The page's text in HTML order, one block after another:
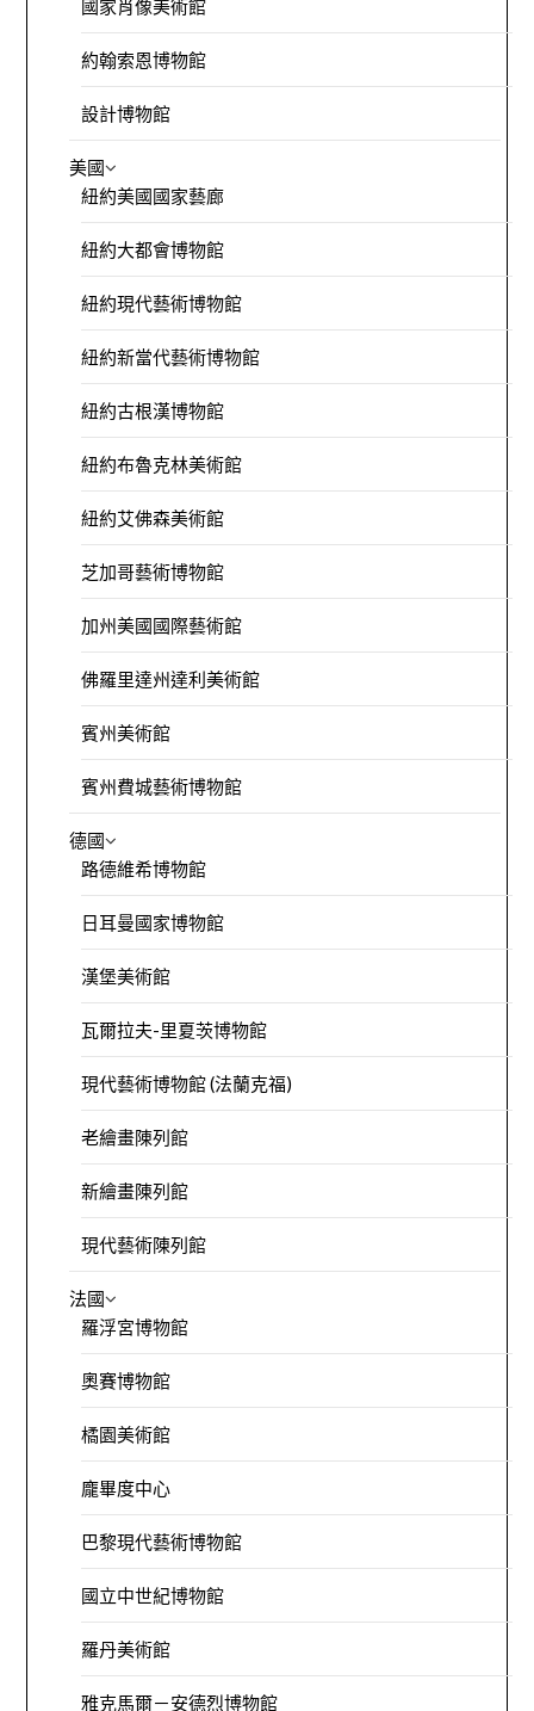
國家肖像美術館
約翰索恩博物館
設計博物館
美國
紐約美國國家藝廊
紐約大都會博物館
紐約現代藝術博物館
紐約新當代藝術博物館
紐約古根漢博物館
紐約布魯克林美術館
紐約艾佛森美術館
芝加哥藝術博物館
加州美國國際藝術館
佛羅里達州達利美術館
賓州美術館
賓州費城藝術博物館
德國
路德維希博物館
日耳曼國家博物館
漢堡美術館
瓦爾拉夫-里夏茨博物館
現代藝術博物館 (法蘭克福)
老繪畫陳列館
新繪畫陳列館
現代藝術陳列館
法國
羅浮宮博物館
奧賽博物館
橘園美術館
龐畢度中心
巴黎現代藝術博物館
國立中世紀博物館
羅丹美術館
雅克馬爾－安德烈博物館